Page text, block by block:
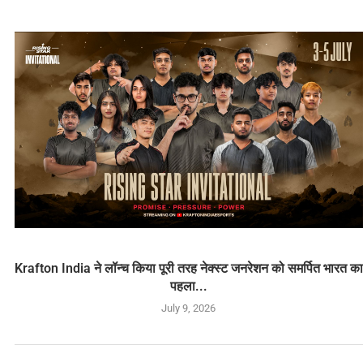
Krafton India ने लॉन्च किया पूरी तरह नेक्स्ट जनरेशन को समर्पित भारत का
पहला...
July 9, 2026